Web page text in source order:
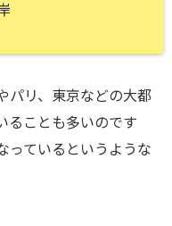
パリ、東京などの大都
ることも多いのです
っているというような